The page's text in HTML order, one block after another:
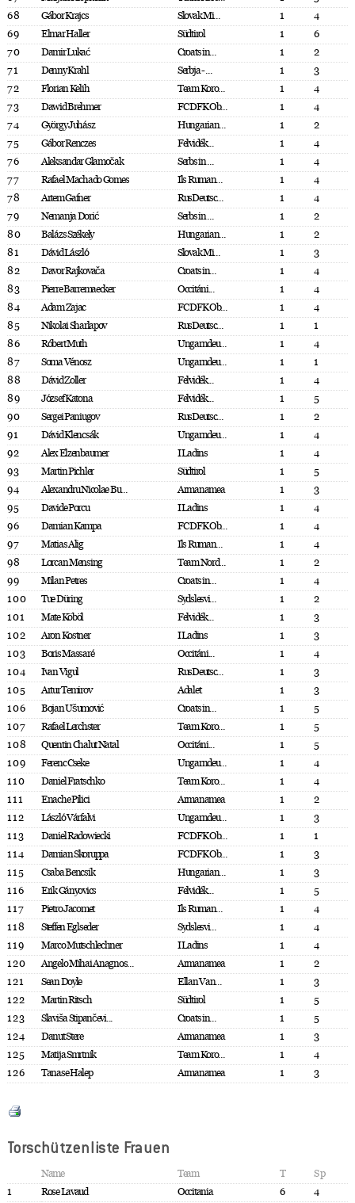
68
Gábor Krajcs Slovak Mi... 1
4
69
Elmar Haller Südtirol 1
6
70
Damir Lukać Croats in... 1
2
71
Denny Krahl Serbja - ... 1
3
72
Florian Kelih Team Koro... 1
4
73
Dawid Brehmer FC DFK Ob... 1
4
74
György Juhász Hungarian... 1
2
75
Gábor Renczes Felvidék... 1
4
76
Aleksandar Glamočak Serbs in ... 1
4
77
Rafael Machado Gomes Ils Ruman... 1
4
78
Artem Gafner RusDeutsc... 1
4
79
Nemanja Dorić Serbs in ... 1
2
80
Balázs Székely Hungarian... 1
2
81
Dávid László Slovak Mi... 1
3
82
Davor Rajkovača Croats in... 1
4
83
Pierre Barremaecker Occitáni... 1
4
84
Adam Zajac FC DFK Ob... 1
4
85
Nikolai Sharlapov RusDeutsc... 1
1
86
Róbert Muth Ungarndeu... 1
4
87
Soma Vénosz Ungarndeu... 1
1
88
Dávid Zoller Felvidék... 1
4
89
József Katona Felvidék... 1
5
90
Sergei Paniugov RusDeutsc... 1
2
91
Dávid Klencsák Ungarndeu... 1
4
92
Alex Elzenbaumer I Ladins 1
4
93
Martin Pichler Südtirol 1
5
94
Alexandru Nicolae Bu... Armanamea 1
3
95
Davide Porcu I Ladins 1
4
96
Damian Kampa FC DFK Ob... 1
4
97
Matias Alig Ils Ruman... 1
4
98
Lorcan Mensing Team Nord... 1
2
99
Milan Petres Croats in... 1
4
100
Tue Düring Sydslesvi... 1
2
101
Mate Köböl Felvidék... 1
3
102
Aron Kostner I Ladins 1
3
103
Boris Massaré Occitáni... 1
4
104
Ivan Vigul RusDeutsc... 1
3
105
Artur Temirov Adalet 1
3
106
Bojan Ušumović Croats in... 1
5
107
Rafael Lerchster Team Koro... 1
5
108
Quentin Chalut Natal Occitáni... 1
5
109
Ferenc Cseke Ungarndeu... 1
4
110
Daniel Fratschko Team Koro... 1
4
111
Enache Pilici Armanamea 1
2
112
László Várfalvi Ungarndeu... 1
3
113
Daniel Radowiecki FC DFK Ob... 1
1
114
Damian Skoruppa FC DFK Ob... 1
3
115
Csaba Bencsik Hungarian... 1
3
116
Erik Gányovics Felvidék... 1
5
117
Pietro Jacomet Ils Ruman... 1
4
118
Steffen Eglseder Sydslesvi... 1
4
119
Marco Mutschlechner I Ladins 1
4
120
Angelo Mihai Anagnos... Armanamea 1
2
121
Sean Doyle Ellan Van... 1
3
122
Martin Ritsch Südtirol 1
5
123
Slaviša Stipančevi... Croats in... 1
5
124
Danut Stere Armanamea 1
3
125
Matija Smrtnik Team Koro... 1
4
126
Tanase Halep Armanamea 1 3
Torschützenliste Frauen
Name Team T
Sp
1
Rose Lavaud Occitania 6
4